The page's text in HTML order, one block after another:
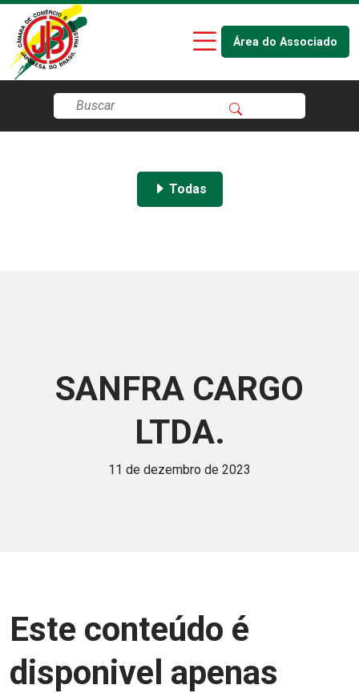
Área do Associado
Todas
SANFRA CARGO
LTDA.
11 de dezembro de 2023
Este conteúdo é
disponivel apenas